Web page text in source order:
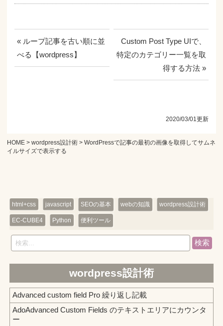
« ループ記事を古い順に並
べる【wordpress】
Custom Post Type UIで、
特定のカテゴリー一覧を取
得する方法 »
2020/03/01更新
HOME >wordpress設計術 > WordPressで記事の最初の画像を取得してサムネ
イルサイズで表示する
html+css javascript SEOの基本 webの知識 wordpress設計術
EC-CUBE4 Python 便利ツール
検索
wordpress設計術
Advanced custom field Pro 繰り返し記載
AdoAdvanced Custom Fields のテキストエリアにカウンタ
ー